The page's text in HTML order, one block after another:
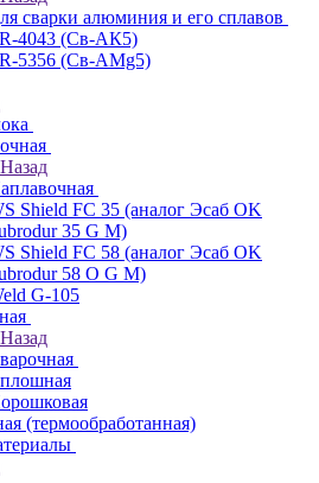
сварки алюминия и его сплавов
4043 (Св-АК5)
5356 (Св-АМg5)
Назад
Shield FC 35 (аналог Эсаб OK
35 G M)
Shield FC 58 (аналог Эсаб OK
58 O G M)
G-105
Назад
(термообработанная)